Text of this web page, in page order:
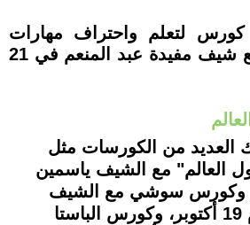
لتعلم واحتراف مهارات
التقطيع بالسكين مع شيف مفيدة عبد المنعم في 21
العديد من الكورسات مثل
مع الشيف ياسمين
15 أكتوبر وكورس سوشي مع الشيف
محمد عبده في يوم 19 أكتوبر، وكورس الباستا